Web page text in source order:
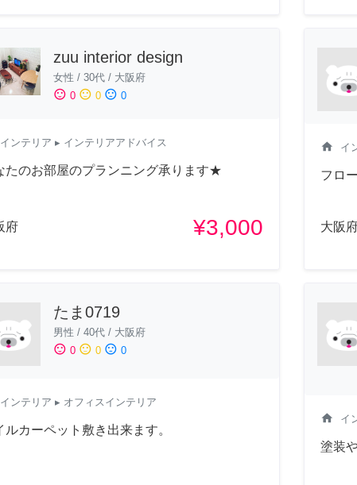
zuu interior design
女性 / 30代 / 大阪府
sentiment_satisfied 0 sentiment_neutral 0 sentiment_dissatisfied 0
インテリア ▸ インテリアアドバイス
たのお部屋のプランニング承ります★
府 ¥3,000
home イ
フロ
大阪
たま0719
男性 / 40代 / 大阪府
sentiment_satisfied 0 sentiment_neutral 0 sentiment_dissatisfied 0
インテリア ▸ オフィスインテリア
ルカーペット敷き出来ます。
home イ
塗装